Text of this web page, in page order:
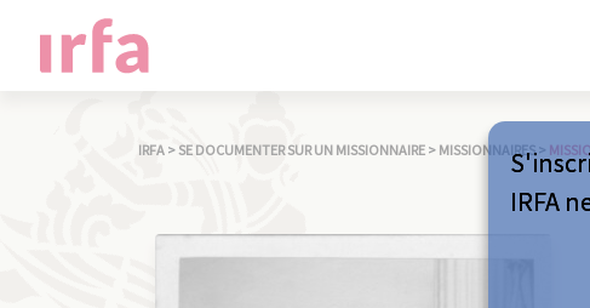
IRFA >SE DOCUMENTER SUR UN MISSIONNAIRE > MISSIONNAIRES >
IRFA